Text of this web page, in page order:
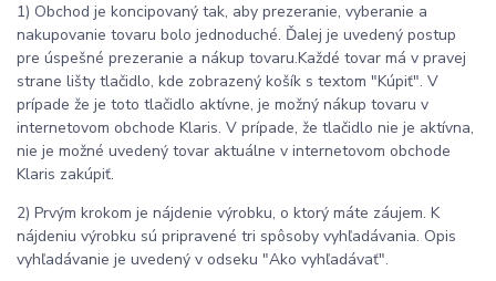
1) Obchod je koncipovaný tak, aby prezeranie, vyberanie a
nakupovanie tovaru bolo jednoduché. Ďalej je uvedený postup
pre úspešné prezeranie a nákup tovaru.Každé tovar má v pravej
strane lišty tlačidlo, kde zobrazený košík s textom "Kúpiť". V
prípade že je toto tlačidlo aktívne, je možný nákup tovaru v
internetovom obchode Klaris. V prípade, že tlačidlo nie je aktívna,
nie je možné uvedený tovar aktuálne v internetovom obchode
Klaris zakúpiť.
2) Prvým krokom je nájdenie výrobku, o ktorý máte záujem. K
nájdeniu výrobku sú pripravené tri spôsoby vyhľadávania. Opis
vyhľadávanie je uvedený v odseku "Ako vyhľadávať".